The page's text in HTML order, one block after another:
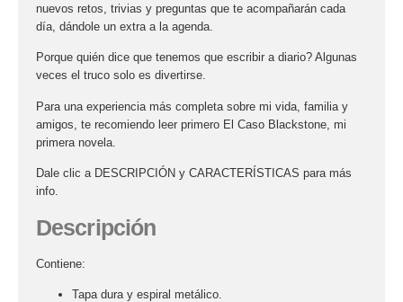
nuevos retos, trivias y preguntas que te acompañarán cada
día, dándole un extra a la agenda.
Porque quién dice que tenemos que escribir a diario? Algunas
veces el truco solo es divertirse.
Para una experiencia más completa sobre mi vida, familia y
amigos, te recomiendo leer primero El Caso Blackstone, mi
primera novela.
Dale clic a DESCRIPCIÓN y CARACTERÍSTICAS para más
info.
Descripción
Contiene:
Tapa dura y espiral metálico.